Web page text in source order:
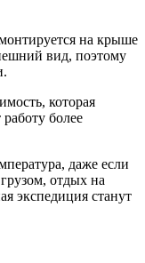
на крыше
вид, поэтому
которая
более
даже если
отдых на
экспедиция станут